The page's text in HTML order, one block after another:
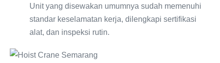
Unit yang disewakan umumnya sudah memenuhi
standar keselamatan kerja, dilengkapi sertifikasi
alat, dan inspeksi rutin.